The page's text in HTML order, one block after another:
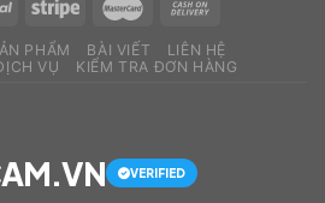
PHẨM BÀI VIẾT
LIÊN HỆ
VỤ
KIỂM TRA ĐƠN HÀNG
VERIFIED